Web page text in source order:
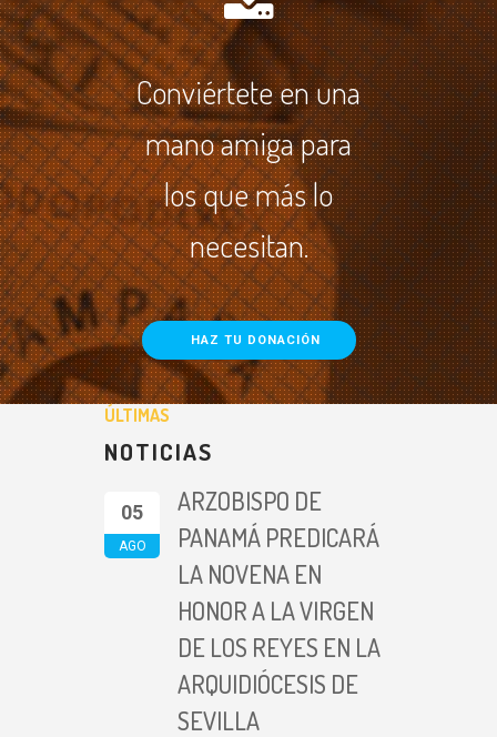
Conviértete en una
mano amiga para
los que más lo
necesitan.
HAZ TU DONACIÓN
ÚLTIMAS
NOTICIAS
05
AGO
ARZOBISPO DE
PANAMÁ PREDICARÁ
LA NOVENA EN
HONOR A LA VIRGEN
DE LOS REYES EN LA
ARQUIDIÓCESIS DE
SEVILLA